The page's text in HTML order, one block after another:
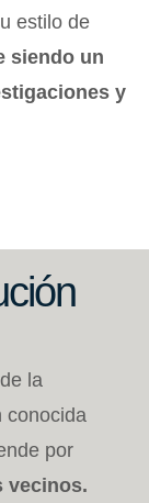
estilo de
siendo un
y
la
conocida
por
vecinos.